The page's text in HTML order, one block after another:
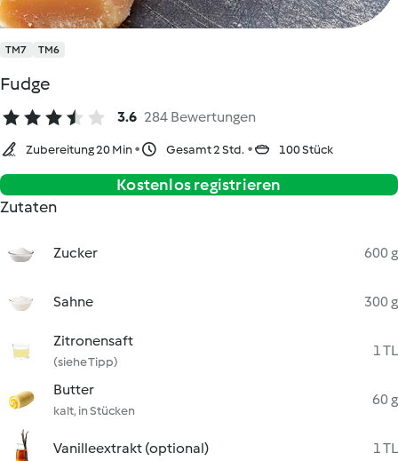
TM7 TM6
Fudge
3.6 284 Bewertungen
Zubereitung 20 Min Gesamt 2 Std. 100 Stück
Kostenlos registrieren
Zutaten
Zucker 600 g
Sahne 300 g
Zitronensaft
(siehe Tipp)
1 TL
Butter
kalt, in Stücken
60 g
Vanilleextrakt (optional) 1 TL